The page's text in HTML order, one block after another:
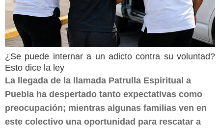
¿Se puede internar a un adicto contra su voluntad?
Esto dice la ley
La llegada de la llamada Patrulla Espiritual a
Puebla ha despertado tanto expectativas como
preocupación; mientras algunas familias ven en
este colectivo una oportunidad para rescatar a